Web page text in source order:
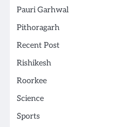
Pauri Garhwal
Pithoragarh
Recent Post
Rishikesh
Roorkee
Science
Sports